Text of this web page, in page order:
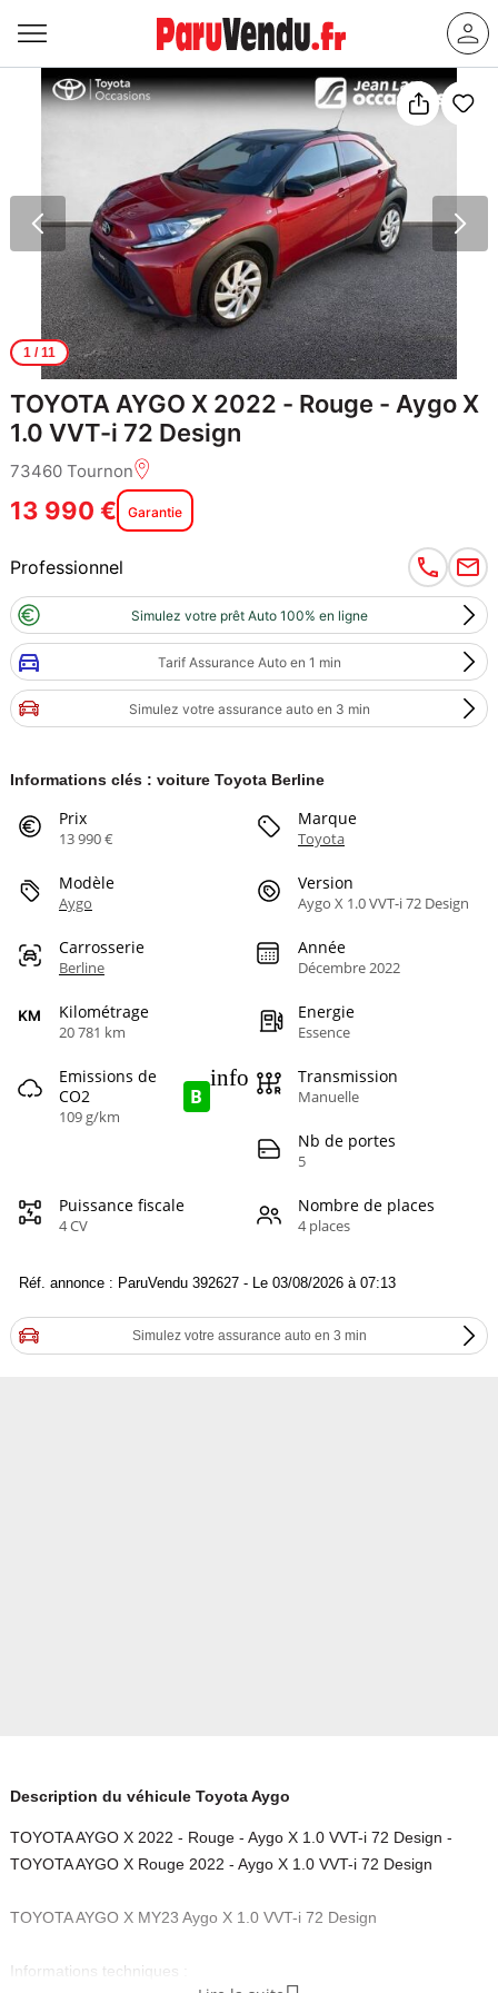
1/ 11
TOYOTA AYGO X 2022 - Rouge - Aygo X
1.0 VVT-i 72 Design
73460 Tournon
13 990 € Garantie
Professionnel
Simulez votre prêt Auto 100% en ligne
Tarif Assurance Auto en 1 min
Simulez votre assurance auto en 3 min
Informations clés : voiture Toyota Berline
Prix
13 990 €
Marque
Toyota
Modèle
Aygo
Version
Aygo X 1.0 VVT-i 72 Design
Carrosserie
Berline
Année
Décembre 2022
Kilométrage
20 781 km
Energie
Essence
Emissions de
CO2
109 g/km
B
info Transmission
Manuelle
Nb de portes
5
Puissance fiscale
4 CV
Nombre de places
4 places
Réf. annonce : ParuVendu 392627 - Le 03/08/2026 à 07:13
Simulez votre assurance auto en 3 min
Description du véhicule Toyota Aygo
TOYOTA AYGO X 2022 - Rouge - Aygo X 1.0 VVT-i 72 Design -
TOYOTA AYGO X Rouge 2022 - Aygo X 1.0 VVT-i 72 Design
TOYOTA AYGO X MY23 Aygo X 1.0 VVT-i 72 Design
Informations techniques :